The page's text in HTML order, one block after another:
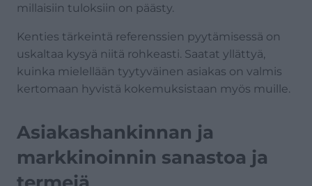
millaisiin tuloksiin on päästy.
Kenties tärkeintä referenssien pyytämisessä on
uskaltaa kysyä niitä rohkeasti. Saatat yllättyä,
kuinka mielellään tyytyväinen asiakas on valmis
kertomaan hyvistä kokemuksistaan myös muille.
Asiakashankinnan ja
markkinoinnin sanastoa ja